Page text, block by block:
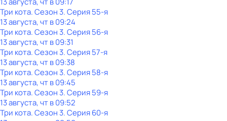
Три кота. Сезон 3. Серия 55-я
13 августа, чт в 09:24
Три кота. Сезон 3. Серия 56-я
13 августа, чт в 09:31
Три кота. Сезон 3. Серия 57-я
13 августа, чт в 09:38
Три кота. Сезон 3. Серия 58-я
13 августа, чт в 09:45
Три кота. Сезон 3. Серия 59-я
13 августа, чт в 09:52
Три кота. Сезон 3. Серия 60-я